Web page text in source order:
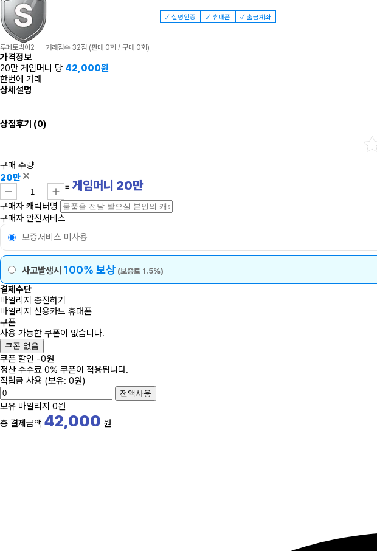
루페토박이2 거래점수 32점 (판매 0회 / 구매 0회)
✓ 실명인증 ✓ 휴대폰 ✓ 출금계좌
가격정보
20만 게임머니 당 42,000원
한번에 거래
상세설명
상점후기 (0)
구매 수량
20만
= 게임머니 20만
구매자 캐릭터명
구매자 안전서비스
보증서비스 미사용
사고발생시 100% 보상 (보증료 1.5%)
결제수단
마일리지 충전하기
마일리지 신용카드 휴대폰
쿠폰
사용 가능한 쿠폰이 없습니다.
쿠폰 없음
쿠폰 할인 -0원
정산 수수료 0% 쿠폰이 적용됩니다.
적립금 사용 (보유: 0원)
전액사용
보유 마일리지 0원
총 결제금액 42,000 원